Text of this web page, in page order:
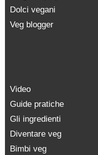
Dolci vegani
Veg blogger
Video
Guide pratiche
Gli ingredienti
Diventare veg
Bimbi veg